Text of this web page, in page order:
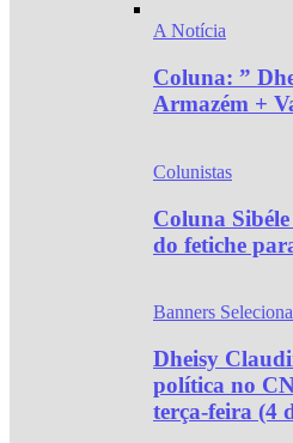
A Notícia
Coluna: ”
Armazém +
Colunistas
Coluna
do fetiche
Banners
Dheisy
política no
terça-feira (4